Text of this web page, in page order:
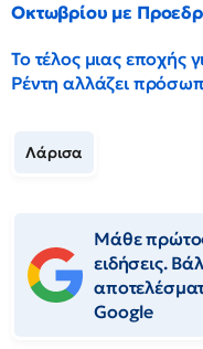
Οκτωβρίου με
Το τέλος μιας εποχής
Ρέντη αλλάζει
Λάρισα
Μάθε
ειδήσεις.
Google